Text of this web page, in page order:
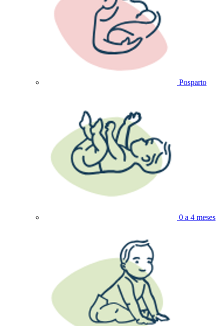
Posparto
0 a 4 meses